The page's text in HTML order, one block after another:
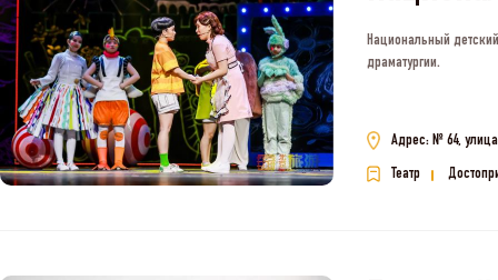
Национальный
драматургии.
Адрес: № 64,
Театр